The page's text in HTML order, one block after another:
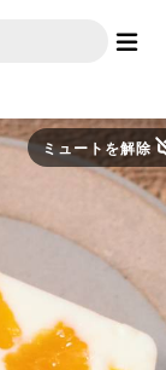
ミュートを解除